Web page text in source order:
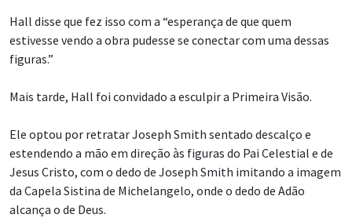
Hall disse que fez isso com a “esperança de que quem
estivesse vendo a obra pudesse se conectar com uma dessas
figuras.”
Mais tarde, Hall foi convidado a esculpir a Primeira Visão.
Ele optou por retratar Joseph Smith sentado descalço e
estendendo a mão em direção às figuras do Pai Celestial e de
Jesus Cristo, com o dedo de Joseph Smith imitando a imagem
da Capela Sistina de Michelangelo, onde o dedo de Adão
alcança o de Deus.